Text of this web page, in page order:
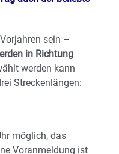
sein –
in Richtung
werden kann
Streckenlängen:
möglich, das
Voranmeldung ist